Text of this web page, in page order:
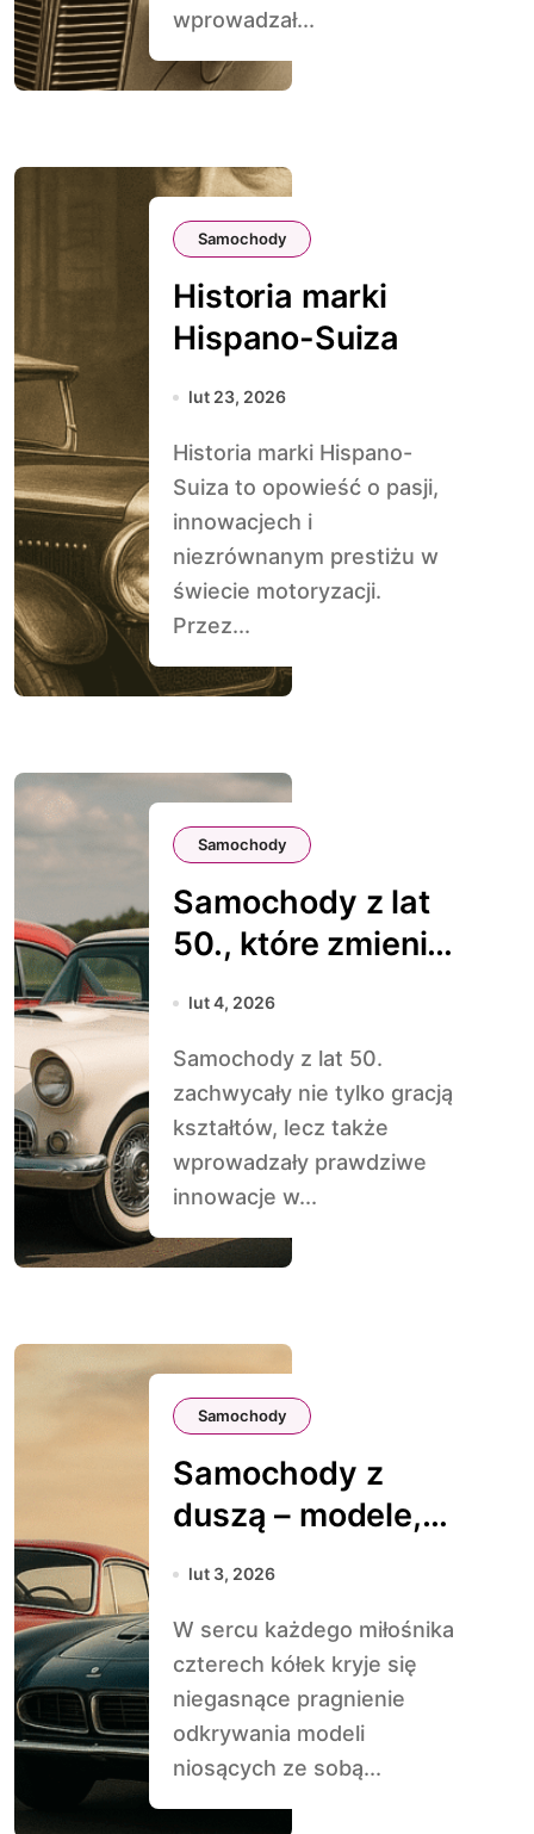
wprowadzał...
Samochody
Historia marki
Hispano-Suiza
lut 23, 2026
Historia marki Hispano-
Suiza to opowieść o pasji,
innowacjech i
niezrównanym prestiżu w
świecie motoryzacji.
Przez...
Samochody
Samochody z lat
50., które zmieniły
świat
lut 4, 2026
Samochody z lat 50.
zachwycały nie tylko gracją
kształtów, lecz także
wprowadzały prawdziwe
innowacje w...
Samochody
Samochody z
duszą – modele,
które budzą
lut 3, 2026
W sercu każdego miłośnika
czterech kółek kryje się
niegasnące pragnienie
odkrywania modeli
niosących ze sobą...